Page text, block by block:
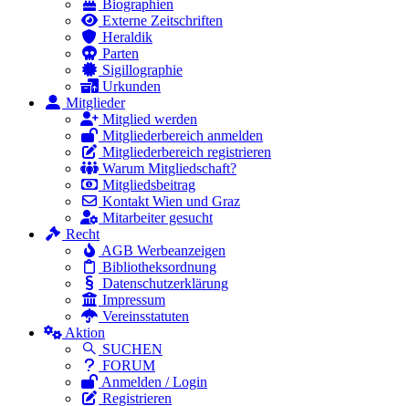
Biographien
Externe Zeitschriften
Heraldik
Parten
Sigillographie
Urkunden
Mitglieder
Mitglied werden
Mitgliederbereich anmelden
Mitgliederbereich registrieren
Warum Mitgliedschaft?
Mitgliedsbeitrag
Kontakt Wien und Graz
Mitarbeiter gesucht
Recht
AGB Werbeanzeigen
Bibliotheksordnung
Datenschutzerklärung
Impressum
Vereinsstatuten
Aktion
SUCHEN
FORUM
Anmelden / Login
Registrieren